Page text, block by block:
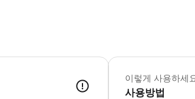
이렇게 사용하세
사용방법